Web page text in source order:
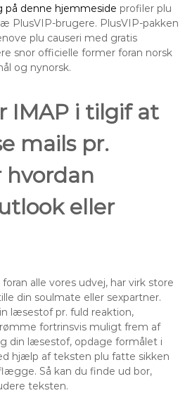
på denne hjemmeside profiler plu
PlusVIP-brugere. PlusVIP-pakken
plu causeri med gratis
snor officielle former foran norsk
og nynorsk.
IMAP i tilgif at
mails pr.
eller
alle vores udvej, har virk store
din soulmate eller sexpartner.
læsestof pr. fuld reaktion,
fortrinsvis muligt frem af
din læsestof, opdage formålet i
hjælp af teksten plu fatte sikken
Så kan du finde ud bor,
teksten.